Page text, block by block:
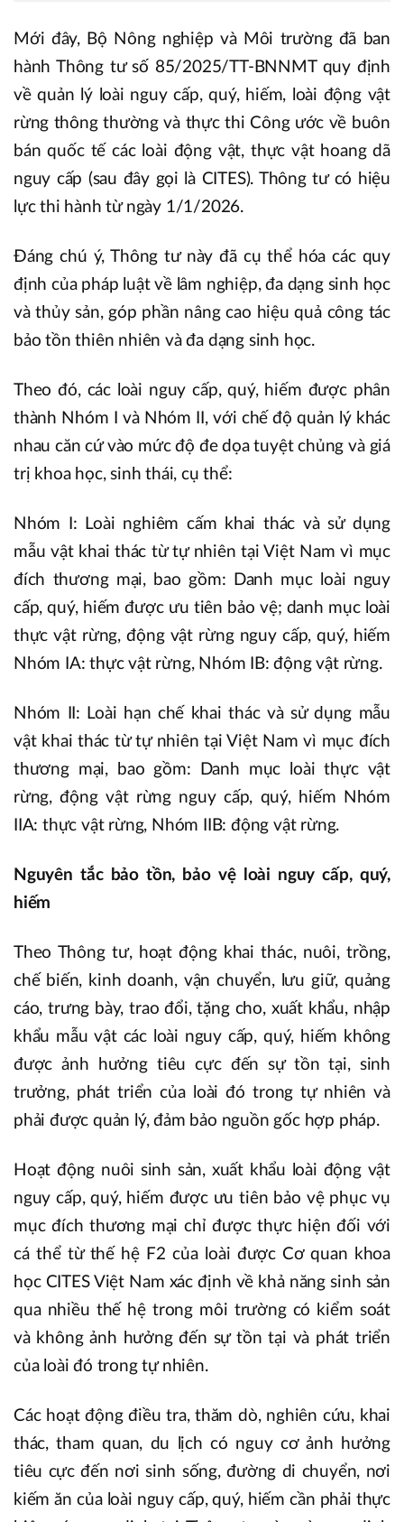
Mới đây, Bộ Nông nghiệp và Môi trường đã ban
hành Thông tư số 85/2025/TT-BNNMT quy định
về quản lý loài nguy cấp, quý, hiếm, loài động vật
rừng thông thường và thực thi Công ước về buôn
bán quốc tế các loài động vật, thực vật hoang dã
nguy cấp (sau đây gọi là CITES). Thông tư có hiệu
lực thi hành từ ngày 1/1/2026.
Đáng chú ý, Thông tư này đã cụ thể hóa các quy
định của pháp luật về lâm nghiệp, đa dạng sinh học
và thủy sản, góp phần nâng cao hiệu quả công tác
bảo tồn thiên nhiên và đa dạng sinh học.
Theo đó, các loài nguy cấp, quý, hiếm được phân
thành Nhóm I và Nhóm II, với chế độ quản lý khác
nhau căn cứ vào mức độ đe dọa tuyệt chủng và giá
trị khoa học, sinh thái, cụ thể:
Nhóm I: Loài nghiêm cấm khai thác và sử dụng
mẫu vật khai thác từ tự nhiên tại Việt Nam vì mục
đích thương mại, bao gồm: Danh mục loài nguy
cấp, quý, hiếm được ưu tiên bảo vệ; danh mục loài
thực vật rừng, động vật rừng nguy cấp, quý, hiếm
Nhóm IA: thực vật rừng, Nhóm IB: động vật rừng.
Nhóm II: Loài hạn chế khai thác và sử dụng mẫu
vật khai thác từ tự nhiên tại Việt Nam vì mục đích
thương mại, bao gồm: Danh mục loài thực vật
rừng, động vật rừng nguy cấp, quý, hiếm Nhóm
IIA: thực vật rừng, Nhóm IIB: động vật rừng.
Nguyên tắc bảo tồn, bảo vệ loài nguy cấp, quý,
hiếm
Theo Thông tư, hoạt động khai thác, nuôi, trồng,
chế biến, kinh doanh, vận chuyển, lưu giữ, quảng
cáo, trưng bày, trao đổi, tặng cho, xuất khẩu, nhập
khẩu mẫu vật các loài nguy cấp, quý, hiếm không
được ảnh hưởng tiêu cực đến sự tồn tại, sinh
trưởng, phát triển của loài đó trong tự nhiên và
phải được quản lý, đảm bảo nguồn gốc hợp pháp.
Hoạt động nuôi sinh sản, xuất khẩu loài động vật
nguy cấp, quý, hiếm được ưu tiên bảo vệ phục vụ
mục đích thương mại chỉ được thực hiện đối với
cá thể từ thế hệ F2 của loài được Cơ quan khoa
học CITES Việt Nam xác định về khả năng sinh sản
qua nhiều thế hệ trong môi trường có kiểm soát
và không ảnh hưởng đến sự tồn tại và phát triển
của loài đó trong tự nhiên.
Các hoạt động điều tra, thăm dò, nghiên cứu, khai
thác, tham quan, du lịch có nguy cơ ảnh hưởng
tiêu cực đến nơi sinh sống, đường di chuyển, nơi
kiếm ăn của loài nguy cấp, quý, hiếm cần phải thực